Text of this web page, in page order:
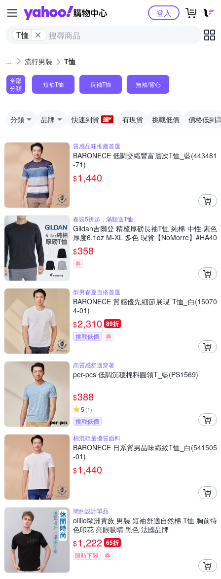
Yahoo購物中心
T恤
登入
流行男裝 T恤
全部
分類
短袖T恤 長袖T恤 無袖/背心
分類 品牌 快速到貨 有現貨 挑戰低價 價格低到
質感品味推薦首選
BARONECE 低調交織豐富層次T恤_藍(443481
-71)
$1,440
春裝5折起，滿額送T恤
Gildan吉爾登 精梳厚磅長袖T恤 純棉 中性 素色
厚度6.1oz M-XL 多色 現貨【NoMorre】#HA40
$358
券
型男春夏百搭首選
BARONECE 質感優先細節展現 T恤_白(15070
4-01)
$2,310 89折
挑戰低價 券
高質感舒適穿著
per-pcs 低調沉穩棉料圓領T_藍(PS1569)
$388
5 (1)
挑戰低價
棉混輕量優質面料
BARONECE 日系質男品味織紋T恤_白(541505
-01)
$1,440
簡約設計單品
oillio歐洲貴族 男裝 短袖舒適自然棉 T恤 胸前特
色印花 亮眼吸睛 黑色 法國品牌
$1,222 65折
限時下殺 券